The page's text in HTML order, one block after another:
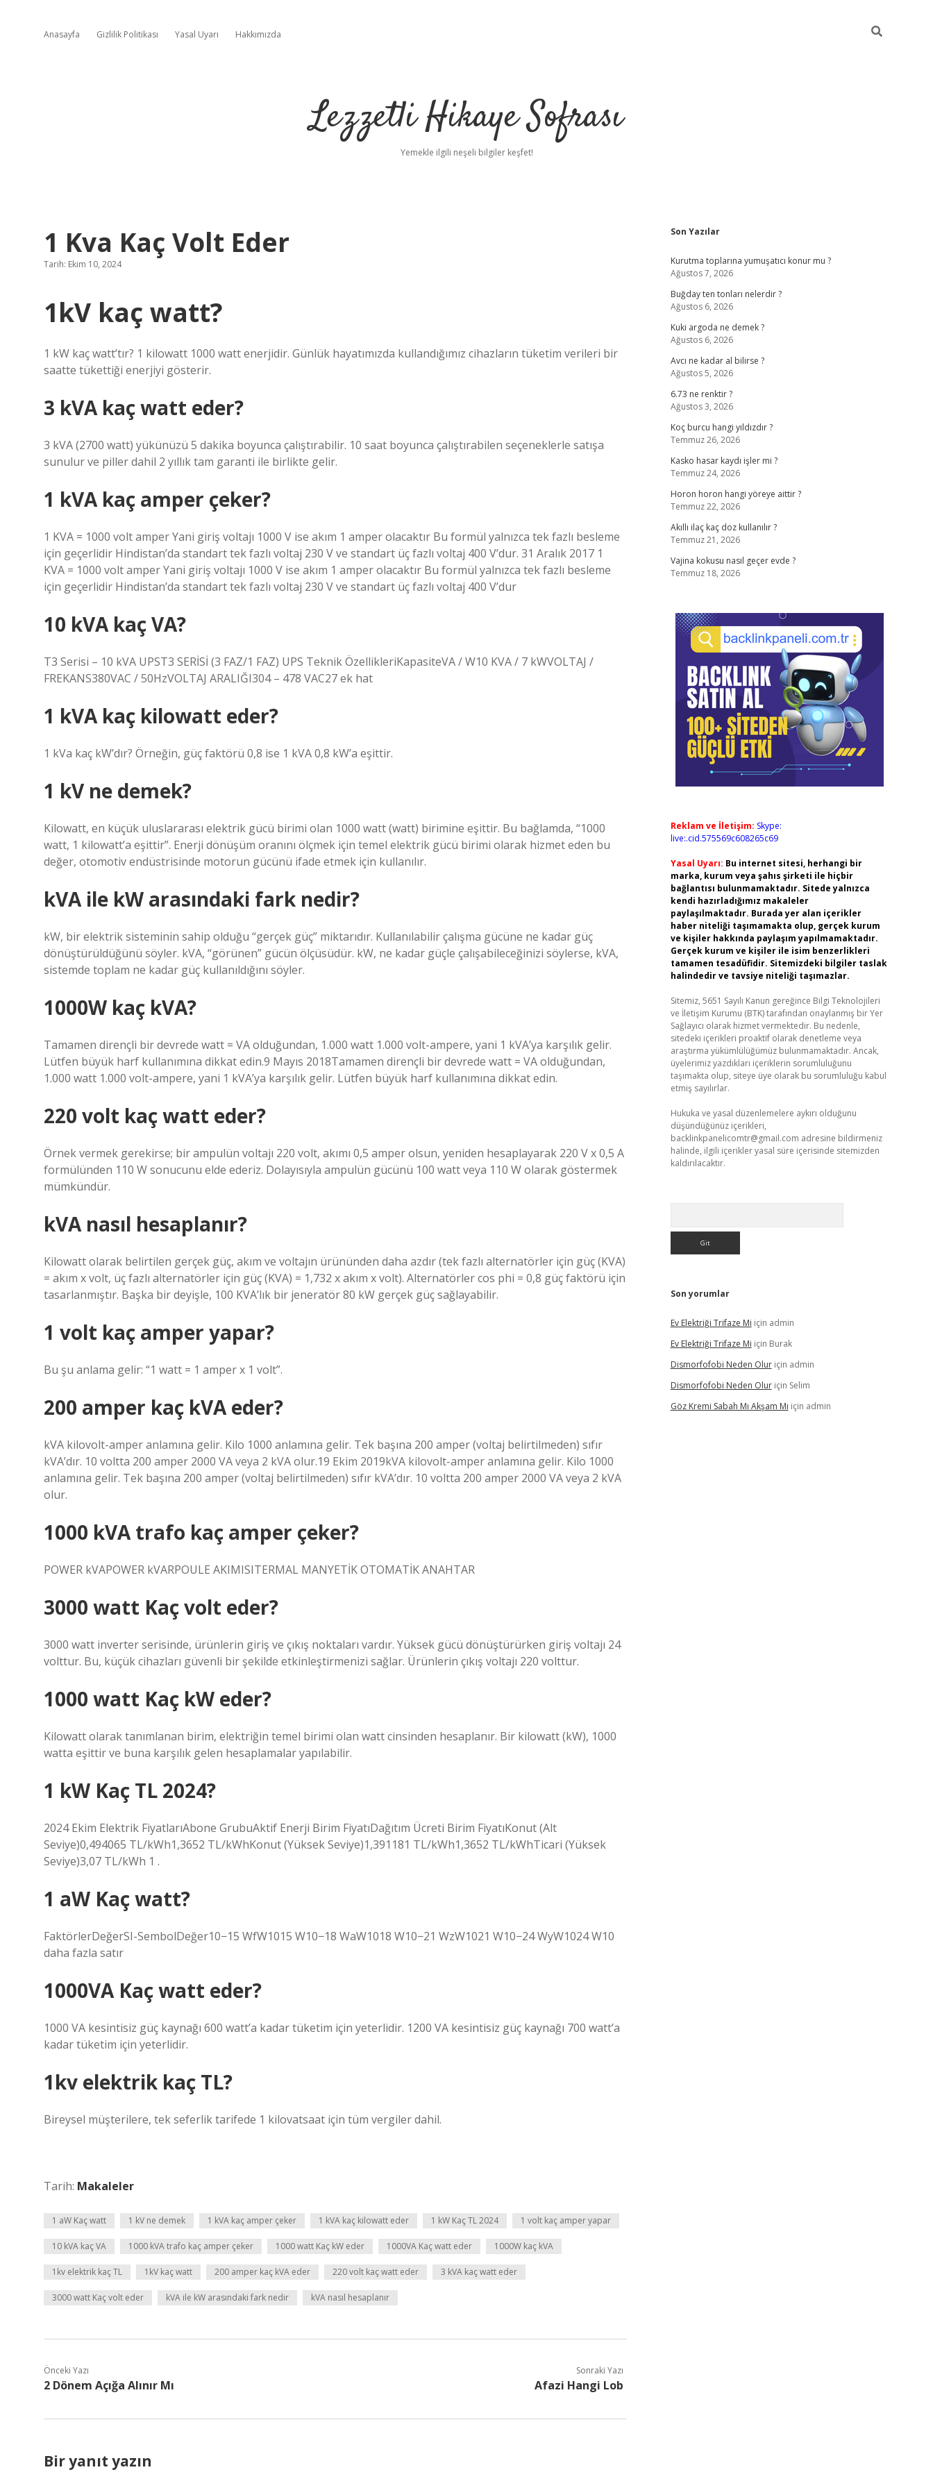
Anasayfa Gizlilik Politikası Yasal Uyarı Hakkımızda
Lezzetli Hikaye Sofrası
Yemekle ilgili neşeli bilgiler keşfet!
1 Kva Kaç Volt Eder
Tarih: Ekim 10, 2024
1kV kaç watt?
1 kW kaç watt’tır? 1 kilowatt 1000 watt enerjidir. Günlük hayatımızda kullandığımız cihazların tüketim verileri bir
saatte tükettiği enerjiyi gösterir.
3 kVA kaç watt eder?
3 kVA (2700 watt) yükünüzü 5 dakika boyunca çalıştırabilir. 10 saat boyunca çalıştırabilen seçeneklerle satışa
sunulur ve piller dahil 2 yıllık tam garanti ile birlikte gelir.
1 kVA kaç amper çeker?
1 KVA = 1000 volt amper Yani giriş voltajı 1000 V ise akım 1 amper olacaktır Bu formül yalnızca tek fazlı besleme
için geçerlidir Hindistan’da standart tek fazlı voltaj 230 V ve standart üç fazlı voltaj 400 V’dur. 31 Aralık 2017 1
KVA = 1000 volt amper Yani giriş voltajı 1000 V ise akım 1 amper olacaktır Bu formül yalnızca tek fazlı besleme
için geçerlidir Hindistan’da standart tek fazlı voltaj 230 V ve standart üç fazlı voltaj 400 V’dur
10 kVA kaç VA?
T3 Serisi – 10 kVA UPST3 SERİSİ (3 FAZ/1 FAZ) UPS Teknik ÖzellikleriKapasiteVA / W10 KVA / 7 kWVOLTAJ /
FREKANS380VAC / 50HzVOLTAJ ARALIĞI304 – 478 VAC27 ek hat
1 kVA kaç kilowatt eder?
1 kVa kaç kW’dır? Örneğin, güç faktörü 0,8 ise 1 kVA 0,8 kW’a eşittir.
1 kV ne demek?
Kilowatt, en küçük uluslararası elektrik gücü birimi olan 1000 watt (watt) birimine eşittir. Bu bağlamda, “1000
watt, 1 kilowatt’a eşittir”. Enerji dönüşüm oranını ölçmek için temel elektrik gücü birimi olarak hizmet eden bu
değer, otomotiv endüstrisinde motorun gücünü ifade etmek için kullanılır.
kVA ile kW arasındaki fark nedir?
kW, bir elektrik sisteminin sahip olduğu “gerçek güç” miktarıdır. Kullanılabilir çalışma gücüne ne kadar güç
dönüştürüldüğünü söyler. kVA, “görünen” gücün ölçüsüdür. kW, ne kadar güçle çalışabileceğinizi söylerse, kVA,
sistemde toplam ne kadar güç kullanıldığını söyler.
1000W kaç kVA?
Tamamen dirençli bir devrede watt = VA olduğundan, 1.000 watt 1.000 volt-ampere, yani 1 kVA’ya karşılık gelir.
Lütfen büyük harf kullanımına dikkat edin.9 Mayıs 2018Tamamen dirençli bir devrede watt = VA olduğundan,
1.000 watt 1.000 volt-ampere, yani 1 kVA’ya karşılık gelir. Lütfen büyük harf kullanımına dikkat edin.
220 volt kaç watt eder?
Örnek vermek gerekirse; bir ampulün voltajı 220 volt, akımı 0,5 amper olsun, yeniden hesaplayarak 220 V x 0,5 A
formülünden 110 W sonucunu elde ederiz. Dolayısıyla ampulün gücünü 100 watt veya 110 W olarak göstermek
mümkündür.
kVA nasıl hesaplanır?
Kilowatt olarak belirtilen gerçek güç, akım ve voltajın ürününden daha azdır (tek fazlı alternatörler için güç (KVA)
= akım x volt, üç fazlı alternatörler için güç (KVA) = 1,732 x akım x volt). Alternatörler cos phi = 0,8 güç faktörü için
tasarlanmıştır. Başka bir deyişle, 100 KVA’lık bir jeneratör 80 kW gerçek güç sağlayabilir.
1 volt kaç amper yapar?
Bu şu anlama gelir: “1 watt = 1 amper x 1 volt”.
200 amper kaç kVA eder?
kVA kilovolt-amper anlamına gelir. Kilo 1000 anlamına gelir. Tek başına 200 amper (voltaj belirtilmeden) sıfır
kVA’dır. 10 voltta 200 amper 2000 VA veya 2 kVA olur.19 Ekim 2019kVA kilovolt-amper anlamına gelir. Kilo 1000
anlamına gelir. Tek başına 200 amper (voltaj belirtilmeden) sıfır kVA’dır. 10 voltta 200 amper 2000 VA veya 2 kVA
olur.
1000 kVA trafo kaç amper çeker?
POWER kVAPOWER kVARPOULE AKIMISITERMAL MANYETİK OTOMATİK ANAHTAR
3000 watt Kaç volt eder?
3000 watt inverter serisinde, ürünlerin giriş ve çıkış noktaları vardır. Yüksek gücü dönüştürürken giriş voltajı 24
volttur. Bu, küçük cihazları güvenli bir şekilde etkinleştirmenizi sağlar. Ürünlerin çıkış voltajı 220 volttur.
1000 watt Kaç kW eder?
Kilowatt olarak tanımlanan birim, elektriğin temel birimi olan watt cinsinden hesaplanır. Bir kilowatt (kW), 1000
watta eşittir ve buna karşılık gelen hesaplamalar yapılabilir.
1 kW Kaç TL 2024?
2024 Ekim Elektrik FiyatlarıAbone GrubuAktif Enerji Birim FiyatıDağıtım Ücreti Birim FiyatıKonut (Alt
Seviye)0,494065 TL/kWh1,3652 TL/kWhKonut (Yüksek Seviye)1,391181 TL/kWh1,3652 TL/kWhTicari (Yüksek
Seviye)3,07 TL/kWh 1 .
1 aW Kaç watt?
FaktörlerDeğerSI-SembolDeğer10−15 WfW1015 W10−18 WaW1018 W10−21 WzW1021 W10−24 WyW1024 W10
daha fazla satır
1000VA Kaç watt eder?
1000 VA kesintisiz güç kaynağı 600 watt’a kadar tüketim için yeterlidir. 1200 VA kesintisiz güç kaynağı 700 watt’a
kadar tüketim için yeterlidir.
1kv elektrik kaç TL?
Bireysel müşterilere, tek seferlik tarifede 1 kilovatsaat için tüm vergiler dahil.
Tarih: Makaleler
1 aW Kaç watt 1 kV ne demek 1 kVA kaç amper çeker 1 kVA kaç kilowatt eder 1 kW Kaç TL 2024 1 volt kaç amper yapar
10 kVA kaç VA 1000 kVA trafo kaç amper çeker 1000 watt Kaç kW eder 1000VA Kaç watt eder 1000W kaç kVA
1kv elektrik kaç TL 1kV kaç watt 200 amper kaç kVA eder 220 volt kaç watt eder 3 kVA kaç watt eder
3000 watt Kaç volt eder kVA ile kW arasındaki fark nedir kVA nasıl hesaplanır
Önceki Yazı
2 Dönem Açığa Alınır Mı
Sonraki Yazı
Afazi Hangi Lob
Bir yanıt yazın
Sidebar
Son Yazılar
Kurutma toplarına yumuşatıcı konur mu ?
Ağustos 7, 2026
Buğday ten tonları nelerdir ?
Ağustos 6, 2026
Kuki argoda ne demek ?
Ağustos 6, 2026
Avcı ne kadar al bilirse ?
Ağustos 5, 2026
6.73 ne renktir ?
Ağustos 3, 2026
Koç burcu hangi yıldızdır ?
Temmuz 26, 2026
Kasko hasar kaydı işler mi ?
Temmuz 24, 2026
Horon horon hangi yöreye aittir ?
Temmuz 22, 2026
Akıllı ilaç kaç doz kullanılır ?
Temmuz 21, 2026
Vajina kokusu nasıl geçer evde ?
Temmuz 18, 2026
Reklam ve İletişim: Skype:
live:.cid.575569c608265c69
Yasal Uyarı: Bu internet sitesi, herhangi bir
marka, kurum veya şahıs şirketi ile hiçbir
bağlantısı bulunmamaktadır. Sitede yalnızca
kendi hazırladığımız makaleler
paylaşılmaktadır. Burada yer alan içerikler
haber niteliği taşımamakta olup, gerçek kurum
ve kişiler hakkında paylaşım yapılmamaktadır.
Gerçek kurum ve kişiler ile isim benzerlikleri
tamamen tesadüfidir. Sitemizdeki bilgiler taslak
halindedir ve tavsiye niteliği taşımazlar.
Sitemiz, 5651 Sayılı Kanun gereğince Bilgi Teknolojileri
ve İletişim Kurumu (BTK) tarafından onaylanmış bir Yer
Sağlayıcı olarak hizmet vermektedir. Bu nedenle,
sitedeki içerikleri proaktif olarak denetleme veya
araştırma yükümlülüğümüz bulunmamaktadır. Ancak,
üyelerimiz yazdıkları içeriklerin sorumluluğunu
taşımakta olup, siteye üye olarak bu sorumluluğu kabul
etmiş sayılırlar.
Hukuka ve yasal düzenlemelere aykırı olduğunu
düşündüğünüz içerikleri,
backlinkpanelicomtr@gmail.com adresine bildirmeniz
halinde, ilgili içerikler yasal süre içerisinde sitemizden
kaldırılacaktır.
Son yorumlar
Ev Elektriği Trifaze Mi için admin
Ev Elektriği Trifaze Mi için Burak
Dismorfofobi Neden Oluriçin admin
Dismorfofobi Neden Oluriçin Selim
Göz Kremi Sabah Mı Akşam Mı için admin